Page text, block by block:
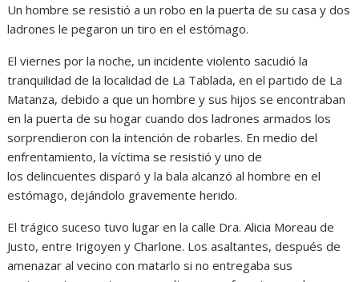
Un hombre se resistió a un robo en la puerta de su casa y dos
ladrones le pegaron un tiro en el estómago.
El viernes por la noche, un incidente violento sacudió la
tranquilidad de la localidad de La Tablada, en el partido de La
Matanza, debido a que un hombre y sus hijos se encontraban
en la puerta de su hogar cuando dos ladrones armados los
sorprendieron con la intención de robarles. En medio del
enfrentamiento, la víctima se resistió y uno de
los delincuentes disparó y la bala alcanzó al hombre en el
estómago, dejándolo gravemente herido.
El trágico suceso tuvo lugar en la calle Dra. Alicia Moreau de
Justo, entre Irigoyen y Charlone. Los asaltantes, después de
amenazar al vecino con matarlo si no entregaba sus